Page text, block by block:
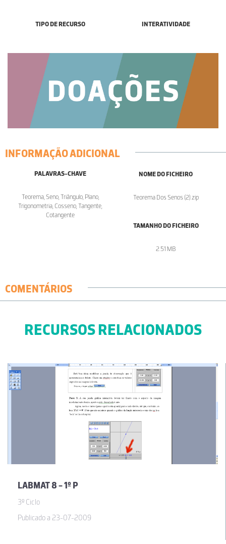
TIPO DE RECURSO INTERATIVIDADE
INFORMAÇÃO ADICIONAL
PALAVRAS-CHAVE
Teorema, Seno, Triângulo, Plano,
Trigonometria, Cosseno, Tangente,
Cotangente
NOME DO FICHEIRO
Teorema Dos Senos (2).zip
TAMANHO DO FICHEIRO
2.51 MB
COMENTÁRIOS
RECURSOS RELACIONADOS
LABMAT 8 - 1º P
3º Ciclo
Publicado a 23-07-2009